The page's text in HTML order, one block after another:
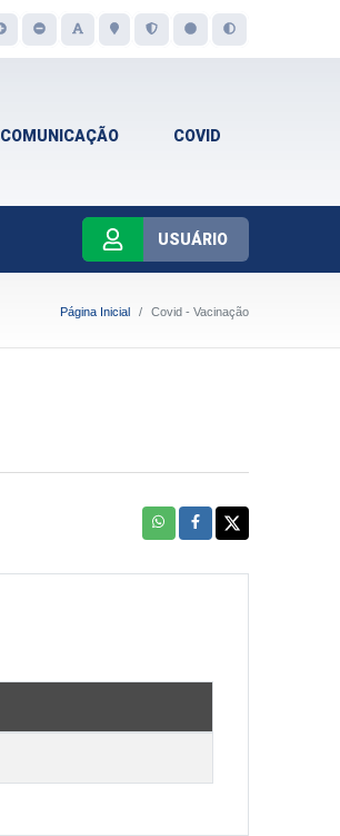
COMUNICAÇÃO COVID
USUÁRIO
Página Inicial Covid - Vacinação